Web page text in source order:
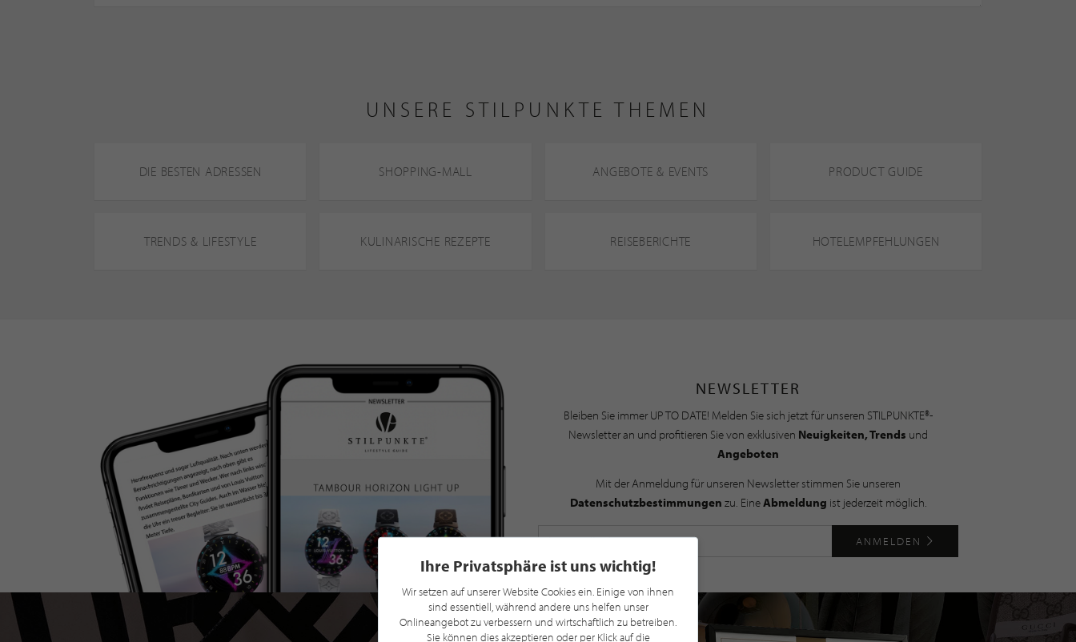
UNSERE STILPUNKTE THEMEN
DIE BESTEN ADRESSEN SHOPPING-MALL ANGEBOTE & EVENTS PRODUCT GUIDE
TRENDS & LIFESTYLE KULINARISCHE REZEPTE REISEBERICHTE HOTELEMPFEHLUNGEN
NEWSLETTER
Bleiben Sie immer UP TO DATE! Melden Sie sich jetzt für unseren STILPUNKTE®-
Newsletter an und profitieren Sie von exklusiven Neuigkeiten, Trends und
Angeboten
Mit der Anmeldung für unseren Newsletter stimmen Sie unseren
Datenschutzbestimmungen zu. EineAbmeldung ist jederzeit möglich.
ANMELDEN
Ihre Privatsphäre ist uns wichtig!
Wir setzen auf unserer Website Cookies ein. Einige von ihnen
sind essentiell, während andere uns helfen unser
Onlineangebot zu verbessern und wirtschaftlich zu betreiben.
Sie können dies akzeptieren oder per Klick auf die